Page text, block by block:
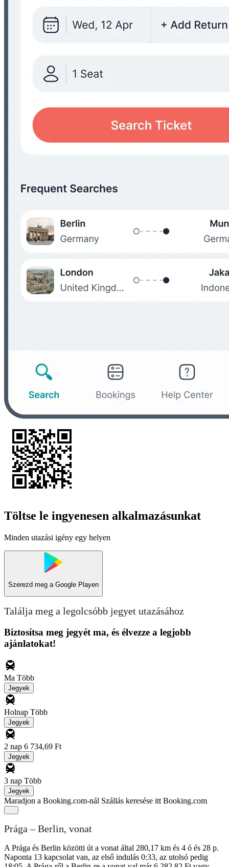
Töltse le ingyenesen alkalmazásunkat
Minden utazási igény egy helyen
Szerezd meg a Google Playen
Találja meg a legolcsóbb jegyet utazásához
Biztosítsa meg jegyét ma, és élvezze a legjobb
ajánlatokat!
Ma Több
Jegyek
Holnap Több
Jegyek
2 nap 6 734,69 Ft
Jegyek
3 nap Több
Jegyek
Maradjon a Booking.com-nál Szállás keresése itt Booking.com
Prága – Berlin, vonat
A Prága és Berlin közötti út a vonat által 280,17 km és 4 ó és 28 p.
Naponta 13 kapcsolat van, az első indulás 0:33, az utolsó pedig